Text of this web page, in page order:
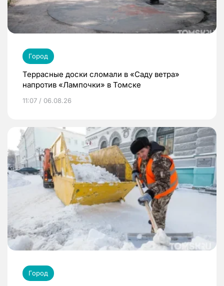
Город
Террасные доски сломали в «Саду ветра»
напротив «Лампочки» в Томске
11:07 / 06.08.26
Город